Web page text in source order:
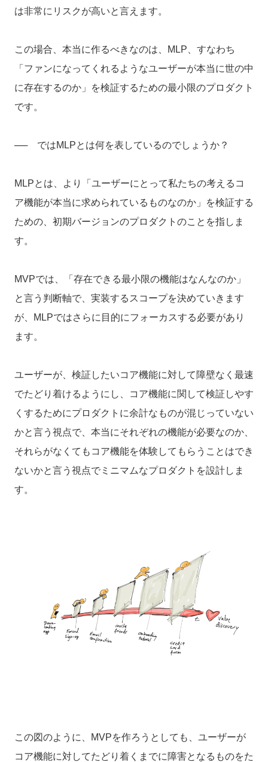
は非常にリスクが高いと言えます。
この場合、本当に作るべきなのは、MLP、すなわち
「ファンになってくれるようなユーザーが本当に世の中
に存在するのか」を検証するための最小限のプロダクト
です。
── ではMLPとは何を表しているのでしょうか？
MLPとは、より「ユーザーにとって私たちの考えるコ
ア機能が本当に求められているものなのか」を検証する
ための、初期バージョンのプロダクトのことを指しま
す。
MVPでは、「存在できる最小限の機能はなんなのか」
と言う判断軸で、実装するスコープを決めていきます
が、MLPではさらに目的にフォーカスする必要があり
ます。
ユーザーが、検証したいコア機能に対して障壁なく最速
でたどり着けるようにし、コア機能に関して検証しやす
くするためにプロダクトに余計なものが混じっていない
かと言う視点で、本当にそれぞれの機能が必要なのか、
それらがなくてもコア機能を体験してもらうことはでき
ないかと言う視点でミニマムなプロダクトを設計しま
す。
この図のように、MVPを作ろうとしても、ユーザーが
コア機能に対してたどり着くまでに障害となるものをた